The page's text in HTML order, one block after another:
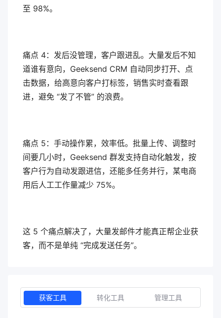
至 98%。
痛点 4：发后没管理，客户跟进乱。大量发后不知
道谁有意向，Geeksend CRM 自动同步打开、点
击数据，给高意向客户打标签，销售实时查看跟
进，避免 “发了不管” 的浪费。
痛点 5：手动操作累，效率低。批量上传、调整时
间要几小时，Geeksend 群发支持自动化触发，按
客户行为自动发跟进信，还能多任务并行，某电商
用后人工工作量减少 75%。
这 5 个痛点解决了，大量发邮件才能真正帮企业获
客，而不是单纯 “完成发送任务”。
获客工具 转化工具 管理工具